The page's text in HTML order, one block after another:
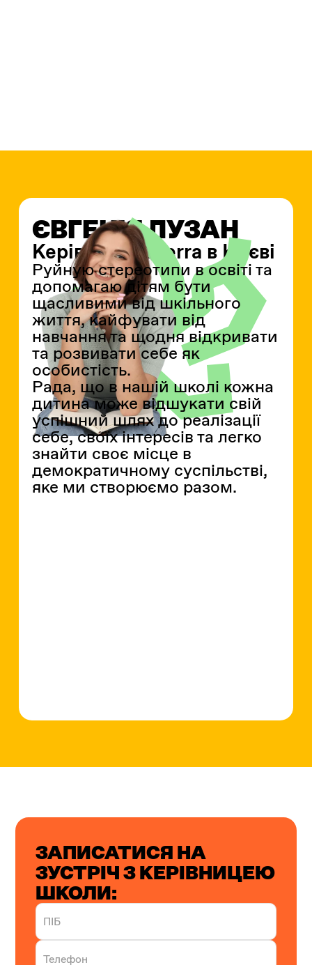
ЄВГЕНІЯ ЛУЗАН
Керівниця Alterra в Києві
Руйную стереотипи в освіті та
допомагаю дітям бути
щасливими від шкільного
життя, кайфувати від
навчання та щодня відкривати
та розвивати себе як
особистість.
Рада, що в нашій школі кожна
дитина може відшукати свій
успішний шлях до реалізації
себе, своїх інтересів та легко
знайти своє місце в
демократичному суспільстві,
яке ми створюємо разом.
ЗАПИСАТИСЯ НА
ЗУСТРІЧ З КЕРІВНИЦЕЮ
ШКОЛИ: